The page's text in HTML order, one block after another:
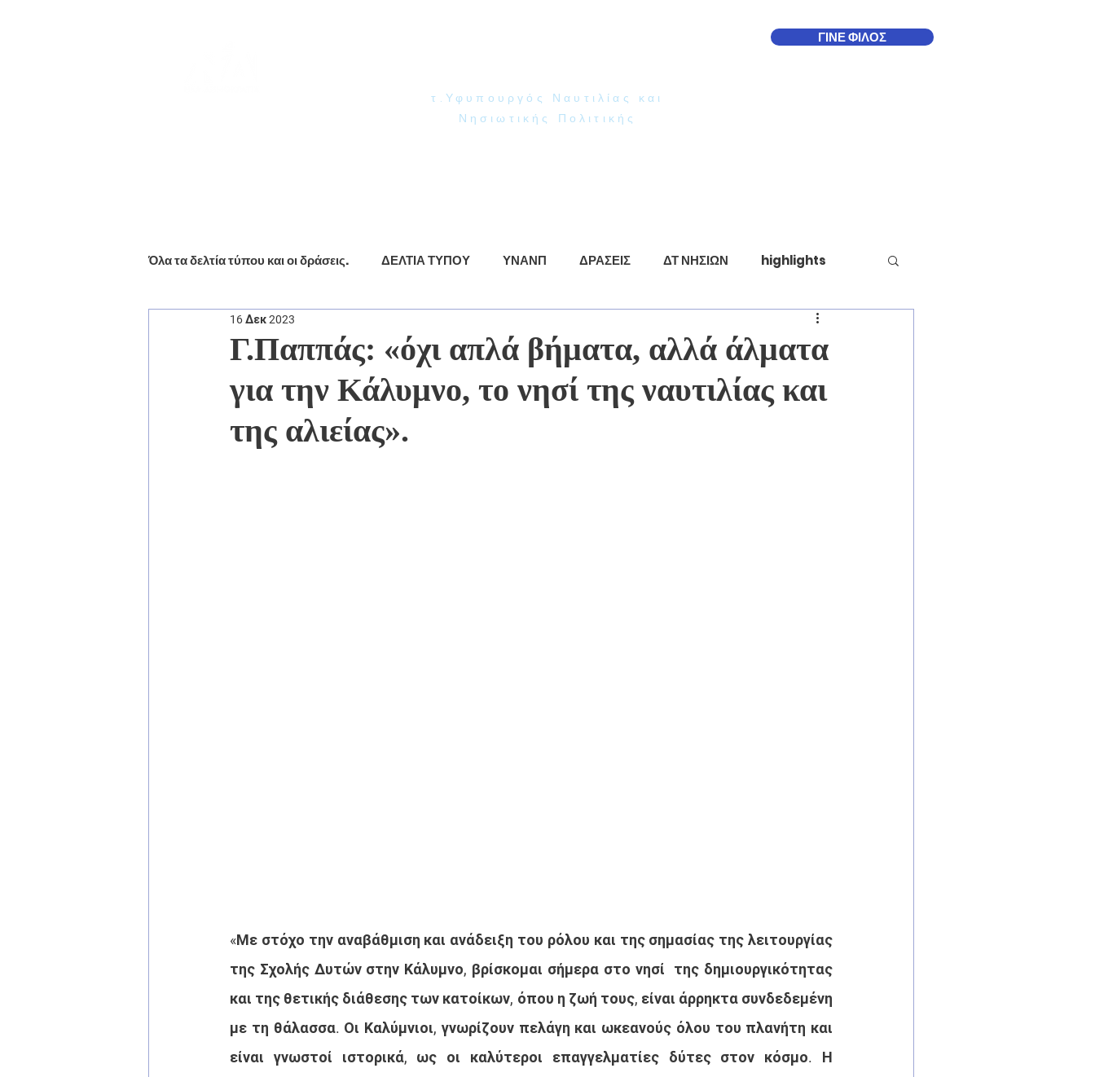
τ.Υφυπουργός Ναυτιλίας και
Νησιωτικής Πολιτικής
ΓΙΝΕ ΦΙΛΟΣ
Όλα τα δελτία τύπου και οι δράσεις. ΔΕΛΤΙΑ ΤΥΠΟΥ ΥΝΑΝΠ ΔΡΑΣΕΙΣ ΔΤ ΝΗΣΙΩΝ highlights
Γ.Παππάς: «όχι απλά βήματα, αλλά άλματα
για την Κάλυμνο, το νησί της ναυτιλίας και
της αλιείας».
16 Δεκ 2023
«Με στόχο την αναβάθμιση και ανάδειξη του ρόλου και της σημασίας της λειτουργίας
της Σχολής Δυτών στην Κάλυμνο, βρίσκομαι σήμερα στο νησί  της δημιουργικότητας
και της θετικής διάθεσης των κατοίκων, όπου η ζωή τους, είναι άρρηκτα συνδεδεμένη
με τη θάλασσα. Οι Καλύμνιοι, γνωρίζουν πελάγη και ωκεανούς όλου του πλανήτη και
είναι γνωστοί ιστορικά, ως οι καλύτεροι επαγγελματίες δύτες στον κόσμο. Η